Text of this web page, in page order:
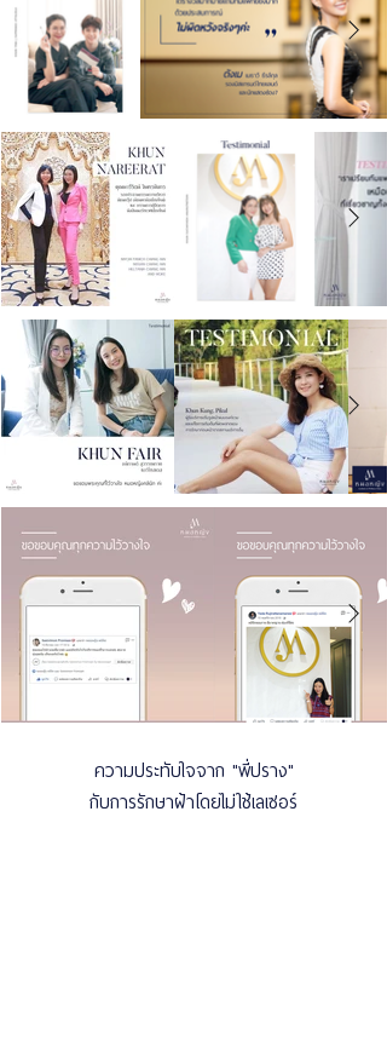
ความประทับใจจาก "พี่ปราง"
กับการรักษาฝ้าโดยไม่ใช้เลเซอร์